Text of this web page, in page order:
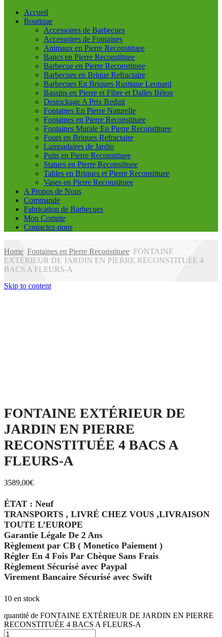
Accueil
Boutique
Accessoires de Barbecues
Accessoires de Fontaines
Animaux en Pierre Reconstituee
Bancs en Pierre Reconstituee
Barbecue en Pierre Reconstituee
Barbecues en Brique Refractaire
Barbecues En Briques Rustique Leopard
Bassins en Pierre et Fibre et Dalles Béton
Destockage A Prix Reduit
Fontaines En Pierre Naturelle
Fontaines en Pierre Reconstituee
Fontaines Murale En Pierre Reconstituee
Fours en Briques Refractaire
Lampadaires de Jardin
Puits en Pierre Reconstituee
Statues en Pierre Reconstituee
Tables en Briques et Pierre Reconstituee
Vases en Pierre Reconstituee
A Propos de Nous
Commande
Fabrication de Barbecues
Mon Compte
Contactez-nous
Home Fontaines en Pierre Reconstituee FONTAINE
EXTÉRIEUR DE JARDIN EN PIERRE RECONSTITUÉE 4
BACS A FLEURS-A
Skip to content
FONTAINE EXTÉRIEUR DE
JARDIN EN PIERRE
RECONSTITUÉE 4 BACS A
FLEURS-A
3589,00€
ÉTAT : Neuf
TRANSPORTS , LIVRÉ CHEZ VOUS ,LIVRAISON
TOUTE L’EUROPE
Garantie Légale De 2 Ans
Règlement par CB ( Monetico Paiement )
Régler En 4 Fois Par Chèque Sans Frais
Règlement Sécurisé avec Paypal
Virement Bancaire Sécurisé avec Swift
10 en stock
quantité de FONTAINE EXTÉRIEUR DE JARDIN EN PIERRE
RECONSTITUÉE 4 BACS A FLEURS-A